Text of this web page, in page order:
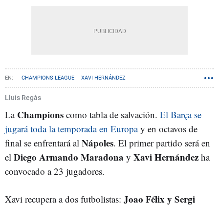
CHAMPIONS LEAGUE XAVI HERNÁNDEZ
Lluís Regàs
La Champions como tabla de salvación. El Barça se
jugará toda la temporada en Europay en octavos de
final se enfrentará al Nápoles. El primer partido será en
el Diego Armando Maradona y Xavi Hernández ha
convocado a 23 jugadores.
Xavi recupera a dos futbolistas: Joao Félix y Sergi